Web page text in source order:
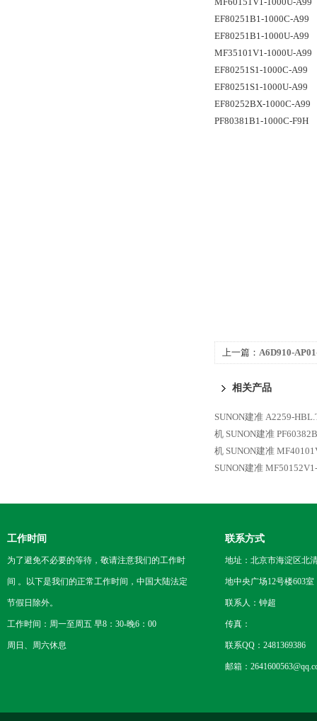
EF80251B1-1000C-A99
EF80251B1-1000U-A99
MF35101V1-1000U-A99
EF80251S1-1000C-A99
EF80251S1-1000U-A99
EF80252BX-1000C-A99
PF80381B1-1000C-F9H
上一篇： A6D910-
相关产品
SUNON建准 A2259-
机 SUNON建准
机 SUNON建准
SUNON建准
工作时间
为了避免不必要的等待，敬请注意我们的工作时
间 。以下是我们的正常工作时间，中国大陆法定
节假日除外。
工作时间：周一至周五 早8：30-晚6：00
周日、周六休息
联系方式
地址：北京市海淀区北
地中央广场12号楼603室
联系人：钟超
传真：
联系QQ：2481369386
邮箱：